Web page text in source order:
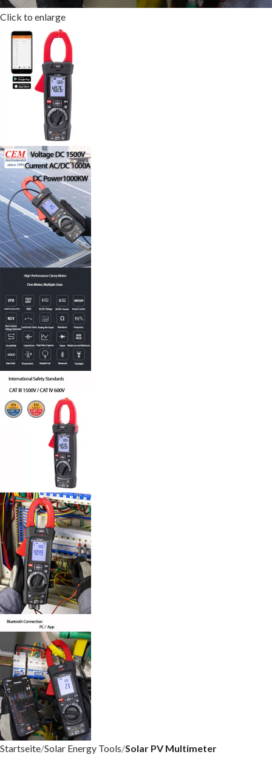
Click to enlarge
Startseite Solar Energy Tools Solar PV Multimeter